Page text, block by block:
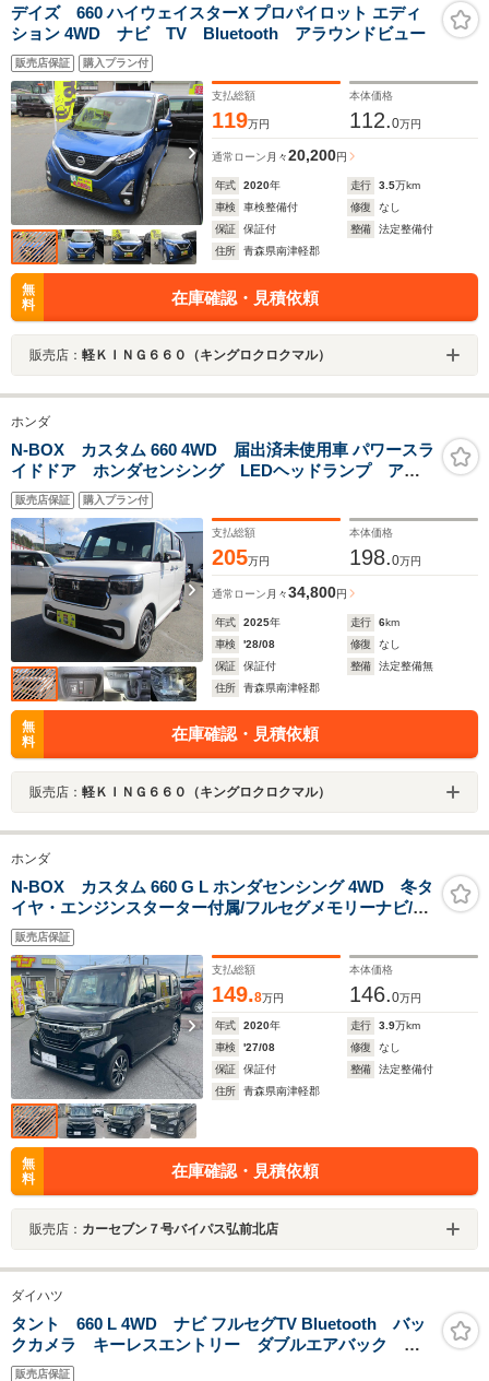
デイズ 660 ハイウェイスターX プロパイロット エディ
ション 4WD ナビ TV Bluetooth アラウンドビュー
販売店保証 購入プラン付
支払総額
119万円
本体価格
112.0万円
通常ローン 月々20,200円
年式 2020年 走行 3.5万km
車検
車検整備付 修復
なし
保証
保証付 整備
法定整備付
住所
青森県南津軽郡
無
料
在庫確認・見積依頼
販売店： 軽ＫＩＮＧ６６０（キングロクロクマル）
ホンダ
N-BOX カスタム 660 4WD 届出済未使用車 パワースラ
イドドア ホンダセンシング LEDヘッドランプ アイ
ドリングストップ USBソケット タイプC
販売店保証 購入プラン付
支払総額
205万円
本体価格
198.0万円
通常ローン 月々34,800円
年式 2025年 走行 6km
車検
'28/08 修復
なし
保証
保証付 整備
法定整備無
住所
青森県南津軽郡
無
料
在庫確認・見積依頼
販売店： 軽ＫＩＮＧ６６０（キングロクロクマル）
ホンダ
N-BOX カスタム 660 G L ホンダセンシング 4WD 冬タ
イヤ・エンジンスターター付属/フルセグメモリーナビ/バ
ックカメラ/電動スライドドア/シートヒーター/USB電
源/LEDヘッドライト/アダプティブクルーズ/衝突被害軽減
ブレーキ
販売店保証
支払総額
149.8万円
本体価格
146.0万円
年式 2020年 走行 3.9万km
車検
'27/08 修復
なし
保証
保証付 整備
法定整備付
住所
青森県南津軽郡
無
料
在庫確認・見積依頼
販売店： カーセブン７号バイパス弘前北店
ダイハツ
タント 660 L 4WD ナビ フルセグTV Bluetooth バッ
クカメラ キーレスエントリー ダブルエアバック
ABS 寒冷地仕様 エンジンスターター
販売店保証